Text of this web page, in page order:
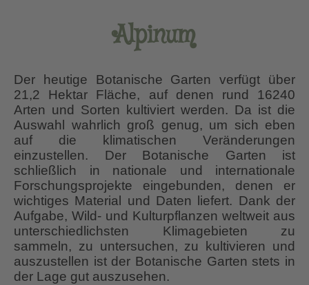
Alpinum
Der heutige Botanische Garten verfügt über
21,2 Hektar Fläche, auf denen rund 16240
Arten und Sorten kultiviert werden. Da ist die
Auswahl wahrlich groß genug, um sich eben
auf die klimatischen Veränderungen
einzustellen. Der Botanische Garten ist
schließlich in nationale und internationale
Forschungsprojekte eingebunden, denen er
wichtiges Material und Daten liefert. Dank der
Aufgabe, Wild- und Kulturpflanzen weltweit aus
unterschiedlichsten Klimagebieten zu
sammeln, zu untersuchen, zu kultivieren und
auszustellen ist der Botanische Garten stets in
der Lage gut auszusehen.